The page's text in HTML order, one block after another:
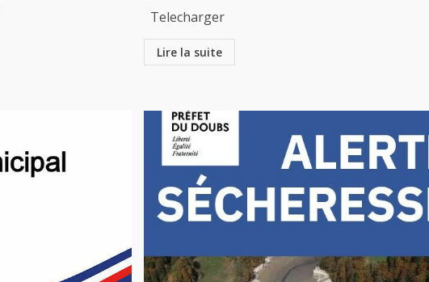
Telecharger
Lire la suite